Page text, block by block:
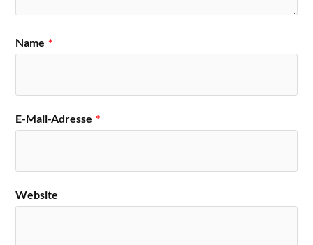
Name *
E-Mail-Adresse *
Website